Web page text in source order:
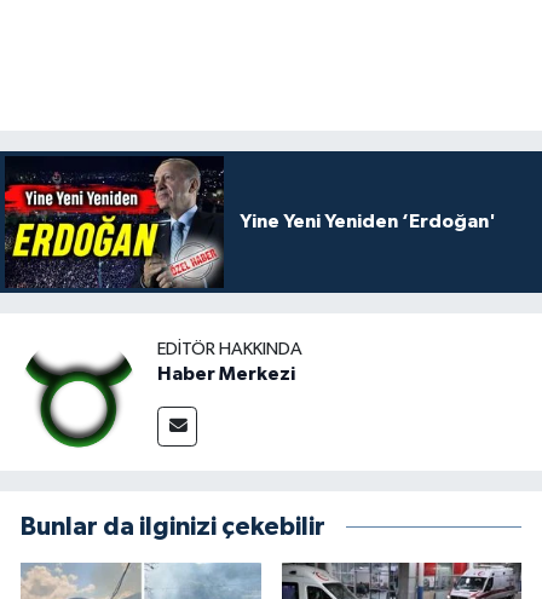
Yine Yeni Yeniden ‘Erdoğan'
EDITÖR HAKKINDA
Haber Merkezi
Bunlar da ilginizi çekebilir